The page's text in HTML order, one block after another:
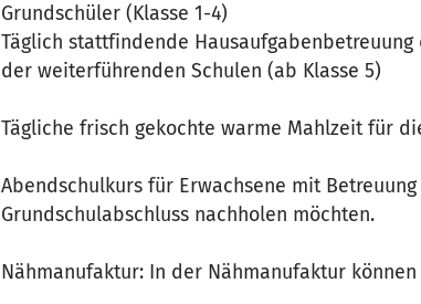
Grundschüler (Klasse 1-4)
Täglich stattfindende
der weiterführenden Schulen (ab Klasse 5)
Tägliche frisch gekochte warme Mahlzeit für
Abendschulkurs für Erwachsene mit
Grundschulabschluss nachholen möchten.
Nähmanufaktur: In der Nähmanufaktur können